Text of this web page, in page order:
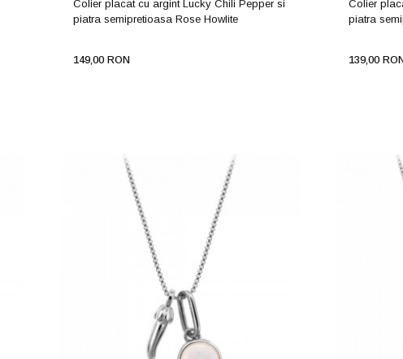
Colier placat cu argint Lucky Chili Pepper si
piatra semipretioasa Rose Howlite
149,00 RON
Colier
piatra
139,00